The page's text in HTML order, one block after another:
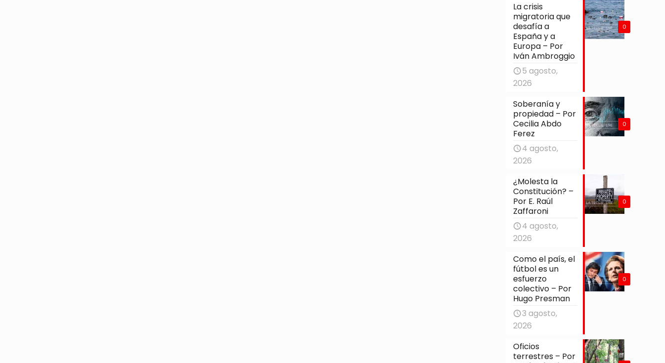
0
La crisis
migratoria que
desafía a
España y a
Europa – Por
Iván Ambroggio
5 agosto,
2026
0
Soberanía y
propiedad – Por
Cecilia Abdo
Ferez
4 agosto,
2026
0
¿Molesta la
Constitución? –
Por E. Raúl
Zaffaroni
4 agosto,
2026
0
Como el país, el
fútbol es un
esfuerzo
colectivo – Por
Hugo Presman
3 agosto,
2026
Oficios
terrestres – Por